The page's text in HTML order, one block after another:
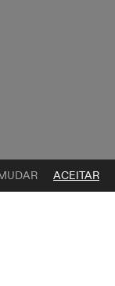
ACEITAR